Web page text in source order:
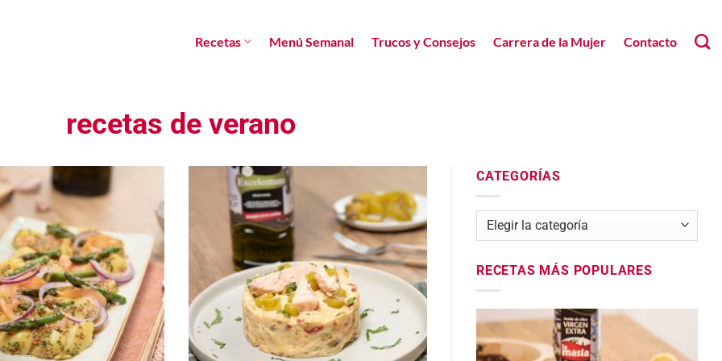
Recetas Menú Semanal Trucos y Consejos Carrera de la Mujer Contacto
recetas de verano
CATEGORÍAS
Categorías
RECETAS MÁS POPULARES